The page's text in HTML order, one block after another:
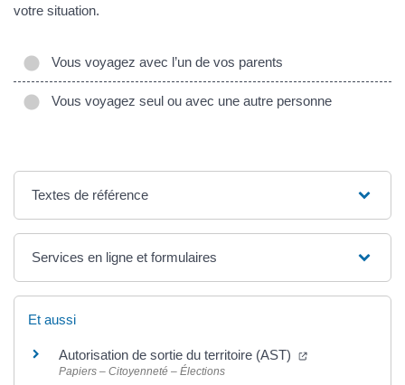
votre situation.
Vous voyagez avec l’un de vos parents
Vous voyagez seul ou avec une autre personne
Textes de référence
Services en ligne et formulaires
Et aussi
Autorisation de sortie du territoire (AST)
Papiers – Citoyenneté – Élections